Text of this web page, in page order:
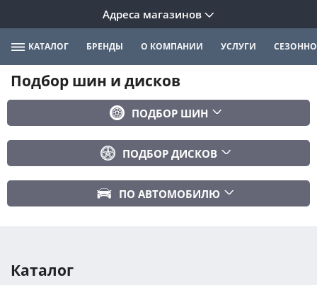
Адреса магазинов
КАТАЛОГ БРЕНДЫ О КОМПАНИИ УСЛУГИ
Подбор шин и дисков
ПОДБОР ШИН
ПОДБОР ДИСКОВ
ПО АВТОМОБИЛЮ
Год авто
Каталог